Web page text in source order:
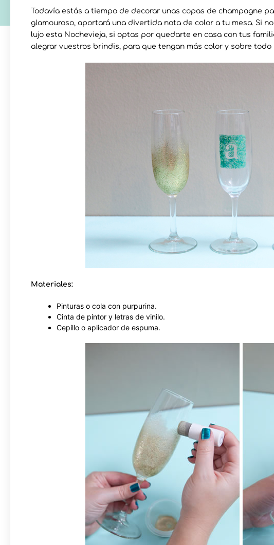
Todavía estás a tiempo de decorar unas copas de champagne
glamouroso, aportará una divertida nota de color a tu mesa. Si
lujo esta Nochevieja, si optas por quedarte en casa con tus
alegrar vuestros brindis, para que tengan más color y sobre todo
Materiales:
Pinturas o cola con purpurina.
Cinta de pintor y letras de vinilo.
Cepillo o aplicador de espuma.